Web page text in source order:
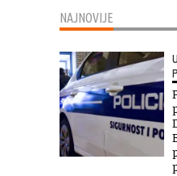
NAJNOVIJE